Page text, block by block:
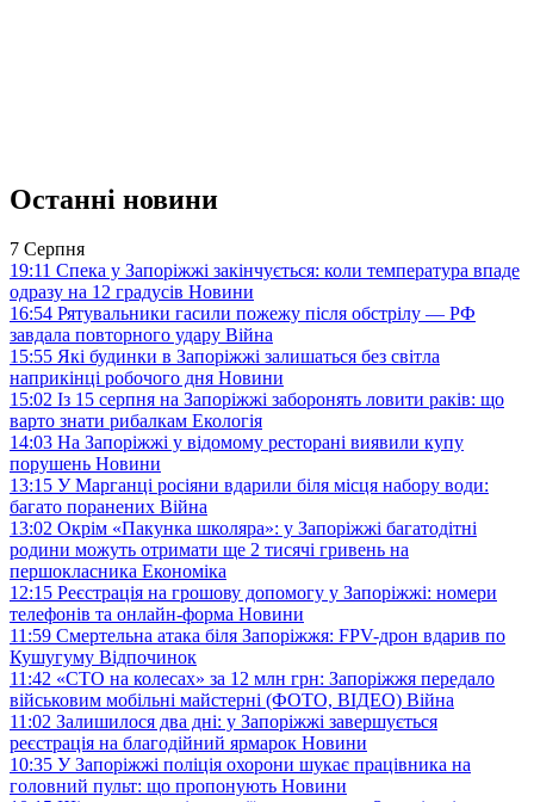
Останні новини
7 Серпня
19:11 Спека у Запоріжжі закінчується: коли температура впаде
одразу на 12 градусів Новини
16:54 Рятувальники гасили пожежу після обстрілу — РФ
завдала повторного удару Війна
15:55 Які будинки в Запоріжжі залишаться без світла
наприкінці робочого дня Новини
15:02 Із 15 серпня на Запоріжжі заборонять ловити раків: що
варто знати рибалкам Екологія
14:03 На Запоріжжі у відомому ресторані виявили купу
порушень Новини
13:15 У Марганці росіяни вдарили біля місця набору води:
багато поранених Війна
13:02 Окрім «Пакунка школяра»: у Запоріжжі багатодітні
родини можуть отримати ще 2 тисячі гривень на
першокласника Економіка
12:15 Реєстрація на грошову допомогу у Запоріжжі: номери
телефонів та онлайн-форма Новини
11:59 Смертельна атака біля Запоріжжя: FPV-дрон вдарив по
Кушугуму Відпочинок
11:42 «СТО на колесах» за 12 млн грн: Запоріжжя передало
військовим мобільні майстерні (ФОТО, ВІДЕО) Війна
11:02 Залишилося два дні: у Запоріжжі завершується
реєстрація на благодійний ярмарок Новини
10:35 У Запоріжжі поліція охорони шукає працівника на
головний пульт: що пропонують Новини